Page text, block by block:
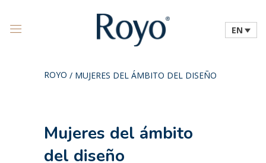
EN
ROYO / MUJERES DEL ÁMBITO DEL DISEÑO
Mujeres del ámbito
del diseño